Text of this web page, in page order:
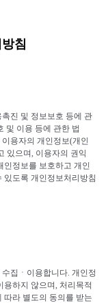
침
진 및 정보보호 등에 관
및 이용 등에 관한 법
이용자의 개인정보(개인
있으며, 이용자의 권익
인정보를 보호하고 개인
있도록 개인정보처리방침
집 ㆍ 이용합니다. 개인정
용하지 않으며, 처리목적
따라 별도의 동의를 받는